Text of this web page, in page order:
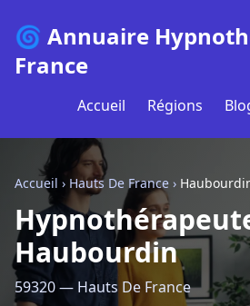
🌀 Annuaire
France
Accueil Régions
Accueil › Hauts De France ›
Haubourdin
59320 — Hauts De France